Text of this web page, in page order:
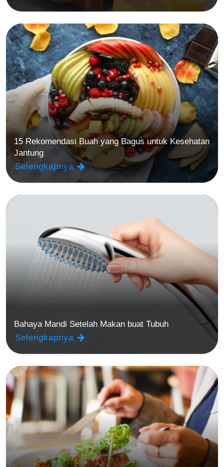
15 Rekomendasi Buah yang Bagus untuk Kesehatan
Jantung
Selengkapnya
Bahaya Mandi Setelah Makan buat Tubuh
Selengkapnya